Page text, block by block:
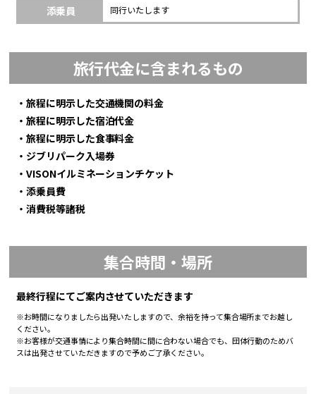
添乗員 同行いたします
旅行代金に含まれるもの
・旅程に明示した交通機関の料金
・旅程に明示した宿泊代金
・旅程に明示した食事料金
・ジブリパーク入場券
・VISONイルミネーションチケット
・添乗員費
・消費税等諸税
集合時間・場所
最終行程にてご案内させていただきます
※お時間になりましたら出発いたしますので、余裕を持って集合場所までお越し
ください。
※お客様が交通事情により集合時間に間に合わない場合でも、団体行動のためバ
スは出発させていただきますので予めご了承ください。